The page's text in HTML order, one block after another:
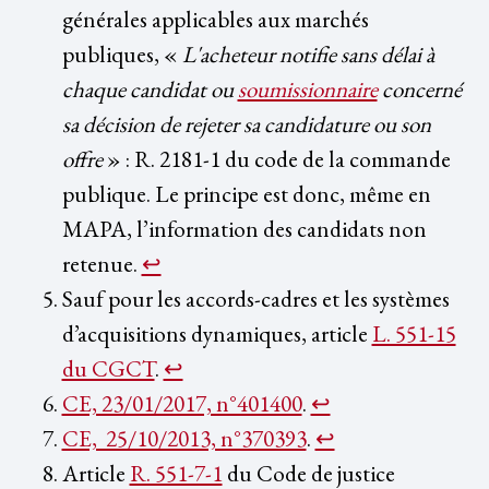
générales applicables aux marchés
publiques, «L'acheteur notifie sans délai à
chaque candidat ousoumissionnaireconcerné
sa décision de rejeter sa candidature ou son
offre» : R. 2181-1 du code de la commande
publique. Le principe est donc, même en
MAPA, l’information des candidats non
retenue. ↩︎
Sauf pour les accords-cadres et les systèmes
d’acquisitions dynamiques, article L. 551-15
du CGCT. ↩︎
CE, 23/01/2017, n°401400. ↩︎
CE, 25/10/2013, n°370393. ↩︎
Article R. 551-7-1du Code de justice